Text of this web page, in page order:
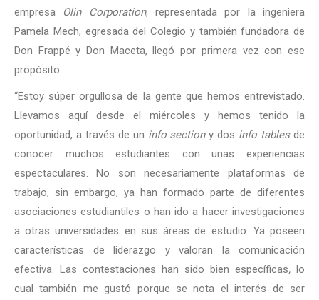
empresa Olin Corporation, representada por la ingeniera
Pamela Mech, egresada del Colegio y también fundadora de
Don Frappé y Don Maceta, llegó por primera vez con ese
propósito.
“Estoy súper orgullosa de la gente que hemos entrevistado.
Llevamos aquí desde el miércoles y hemos tenido la
oportunidad, a través de un info sectiony dos info tablesde
conocer muchos estudiantes con unas experiencias
espectaculares. No son necesariamente plataformas de
trabajo, sin embargo, ya han formado parte de diferentes
asociaciones estudiantiles o han ido a hacer investigaciones
a otras universidades en sus áreas de estudio. Ya poseen
características de liderazgo y valoran la comunicación
efectiva. Las contestaciones han sido bien específicas, lo
cual también me gustó porque se nota el interés de ser